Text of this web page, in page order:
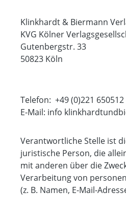
Klinkhardt & Biermann
KVG Kölner
Gutenbergstr. 33
50823 Köln
Telefon: +49 (0)221 650512
E-Mail: info
Verantwortliche Stelle ist
juristische Person, die
mit anderen über die
Verarbeitung von
(z. B. Namen, E-Mail-